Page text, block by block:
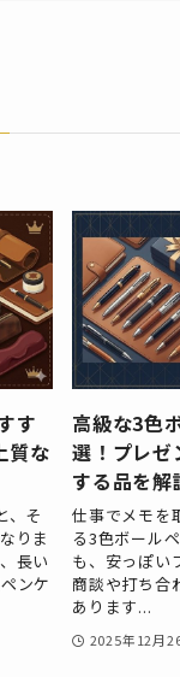
す
質な
、そ
りま
長い
ンケ
高級な3色
選！プレゼ
する品を解
仕事でメモを
る3色ボール
も、安っぽい
商談や打ち合
あります...
2025年12月